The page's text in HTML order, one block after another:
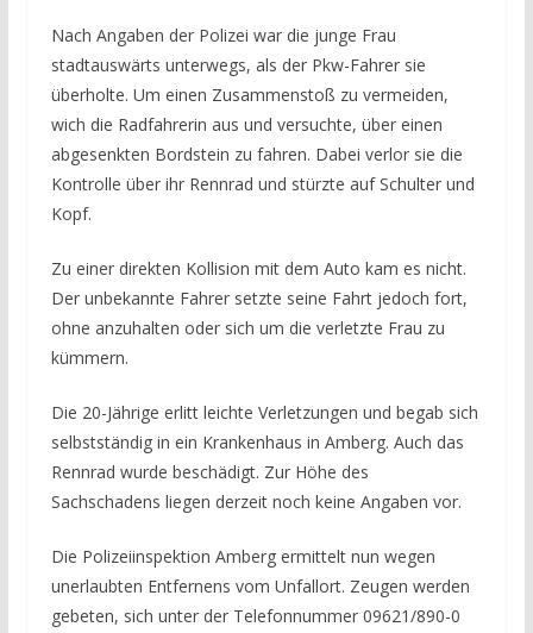
Nach Angaben der Polizei war die junge Frau
stadtauswärts unterwegs, als der Pkw-Fahrer sie
überholte. Um einen Zusammenstoß zu vermeiden,
wich die Radfahrerin aus und versuchte, über einen
abgesenkten Bordstein zu fahren. Dabei verlor sie die
Kontrolle über ihr Rennrad und stürzte auf Schulter und
Kopf.
Zu einer direkten Kollision mit dem Auto kam es nicht.
Der unbekannte Fahrer setzte seine Fahrt jedoch fort,
ohne anzuhalten oder sich um die verletzte Frau zu
kümmern.
Die 20-Jährige erlitt leichte Verletzungen und begab sich
selbstständig in ein Krankenhaus in Amberg. Auch das
Rennrad wurde beschädigt. Zur Höhe des
Sachschadens liegen derzeit noch keine Angaben vor.
Die Polizeiinspektion Amberg ermittelt nun wegen
unerlaubten Entfernens vom Unfallort. Zeugen werden
gebeten, sich unter der Telefonnummer 09621/890-0